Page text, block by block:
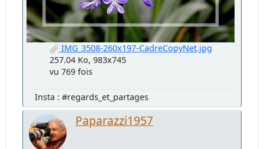
IMG_3508-260x197-CadreCopyNet.jpg
257.04 Ko, 983x745
vu 769 fois
Insta : #regards_et_partages
Paparazzi1957